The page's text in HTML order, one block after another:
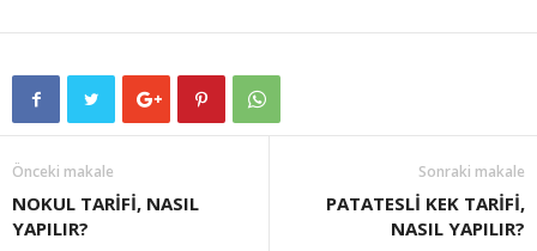
Önceki makale
NOKUL TARİFİ, NASIL
YAPILIR?
Sonraki makale
PATATESLİ KEK TARİFİ,
NASIL YAPILIR?